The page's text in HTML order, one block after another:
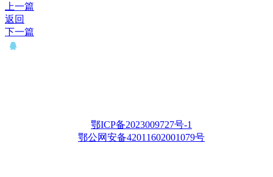
上一篇
返回
下一篇
鄂ICP备2023009727号-1
鄂公网安备42011602001079号